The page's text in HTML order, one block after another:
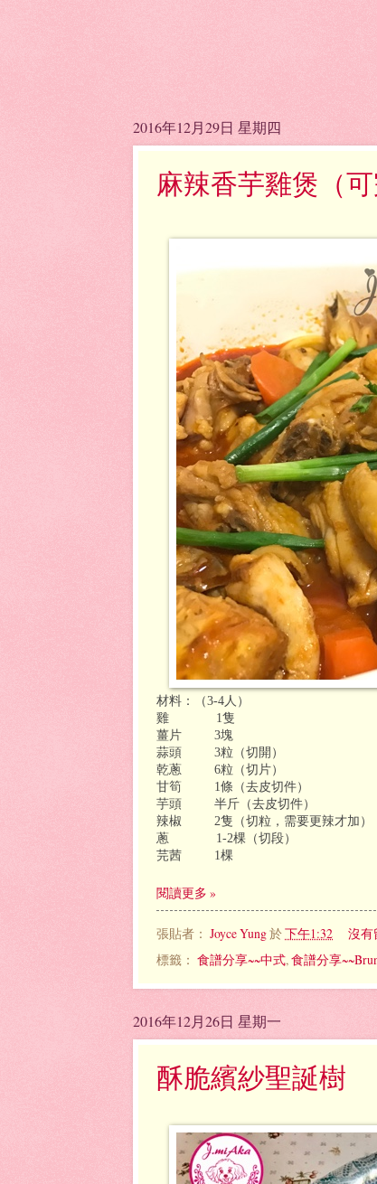
2016年12月29日 星期四
麻辣香芋雞煲（可
材料：（3-4人）
雞 1隻
薑片 3塊
蒜頭 3粒（切開）
乾蔥 6粒（切片）
甘筍 1條（去皮切件）
芋頭
半斤（去皮切件）
辣椒 2隻（切粒，需要更辣才加）
蔥 1-2棵（切段）
芫茜 1棵
閱讀更多 »
張貼者： Joyce Yung於下午1:32
沒有
標籤： 食譜分享~~中式,食譜分享
2016年12月26日 星期一
酥脆繽紗聖誕樹